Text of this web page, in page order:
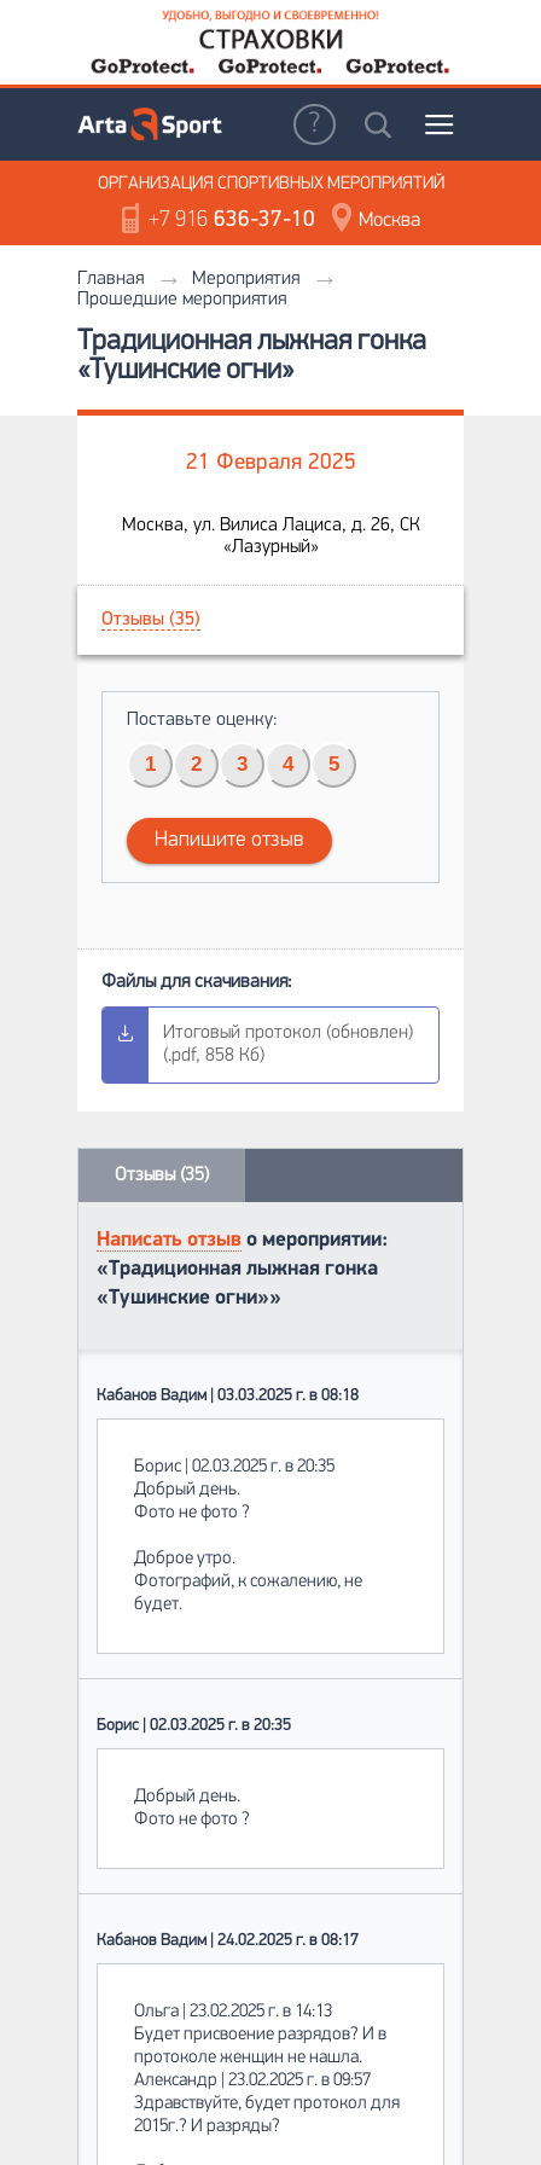
ОРГАНИЗАЦИЯ СПОРТИВНЫХ МЕРОПРИЯТИЙ
+7 916636-37-10 Москва
Главная
Мероприятия
Прошедшие мероприятия
Традиционная лыжная гонка
«Тушинские огни»
21 Февраля 2025
Москва, ул. Вилиса Лациса, д. 26, СК
«Лазурный»
Отзывы (35)
Поставьте оценку:
1 2 3 4 5
Напишите отзыв
Итоговый протокол (обновлен)
(.pdf, 858 Кб)
Отзывы (35)
Написать отзыв о мероприятии:
«Традиционная лыжная гонка
«Тушинские огни»»
Кабанов Вадим | 03.03.2025 г. в 08:18
Борис | 02.03.2025 г. в 20:35
Добрый день.
Фото не фото ?
Доброе утро.
Фотографий, к сожалению, не
будет.
Борис | 02.03.2025 г. в 20:35
Добрый день.
Фото не фото ?
Кабанов Вадим | 24.02.2025 г. в 08:17
Ольга | 23.02.2025 г. в 14:13
Будет присвоение разрядов? И в
протоколе женщин не нашла.
Александр | 23.02.2025 г. в 09:57
Здравствуйте, будет протокол для
2015г.? И разряды?